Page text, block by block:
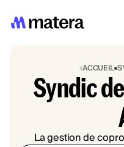
ACCUEIL
Syndic
La gestion de